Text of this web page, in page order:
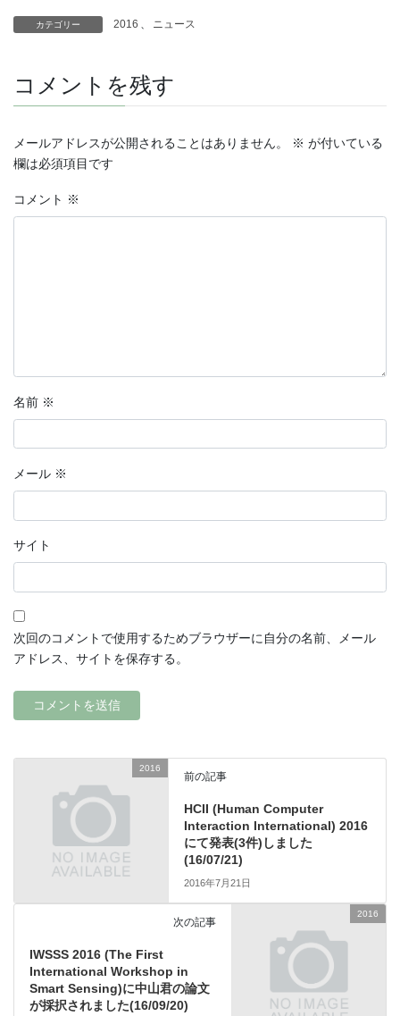
カテゴリー 2016 、 ニュース
コメントを残す
メールアドレスが公開されることはありません。 ※ が付いている
欄は必須項目です
コメント ※
名前 ※
メール ※
サイト
次回のコメントで使用するためブラウザーに自分の名前、メール
アドレス、サイトを保存する。
2016
前の記事
HCII (Human Computer
Interaction International) 2016
にて発表(3件)しました
(16/07/21)
2016年7月21日
2016
次の記事
IWSSS 2016 (The First
International Workshop in
Smart Sensing)に中山君の論文
が採択されました(16/09/20)